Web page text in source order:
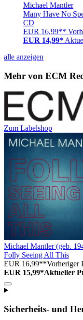
Michael Mantler
Many Have No
CD
EUR 16,99**
EUR 14,99*
alle anzeigen
Mehr von ECM
Zum Labelshop
Michael Mantler (geb.
Folly Seeing All This
EUR 16,99**Vorheriger
EUR 15,99*Aktueller
Sicherheits- und